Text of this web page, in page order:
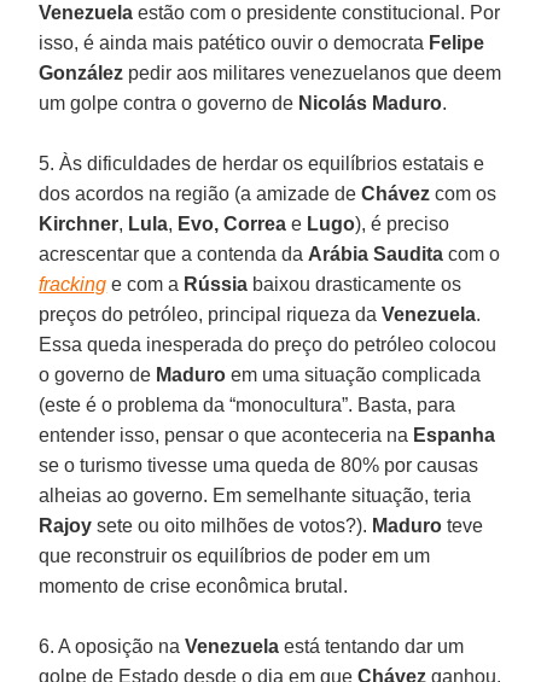
Venezuela estão com o presidente constitucional. Por
isso, é ainda mais patético ouvir o democrata Felipe
González pedir aos militares venezuelanos que deem
um golpe contra o governo de Nicolás Maduro.
5. Às dificuldades de herdar os equilíbrios estatais e
dos acordos na região (a amizade deChávez com os
Kirchner, Lula, Evo, Correa e Lugo), é preciso
acrescentar que a contenda da Arábia Saudita com o
fracking e com a Rússia baixou drasticamente os
preços do petróleo, principal riqueza daVenezuela.
Essa queda inesperada do preço do petróleo colocou
o governo de Maduro em uma situação complicada
(este é o problema da “monocultura”. Basta, para
entender isso, pensar o que aconteceria na Espanha
se o turismo tivesse uma queda de 80% por causas
alheias ao governo. Em semelhante situação, teria
Rajoy sete ou oito milhões de votos?). Maduro teve
que reconstruir os equilíbrios de poder em um
momento de crise econômica brutal.
6. A oposição naVenezuela está tentando dar um
golpe de Estado desde o dia em queChávez ganhou.